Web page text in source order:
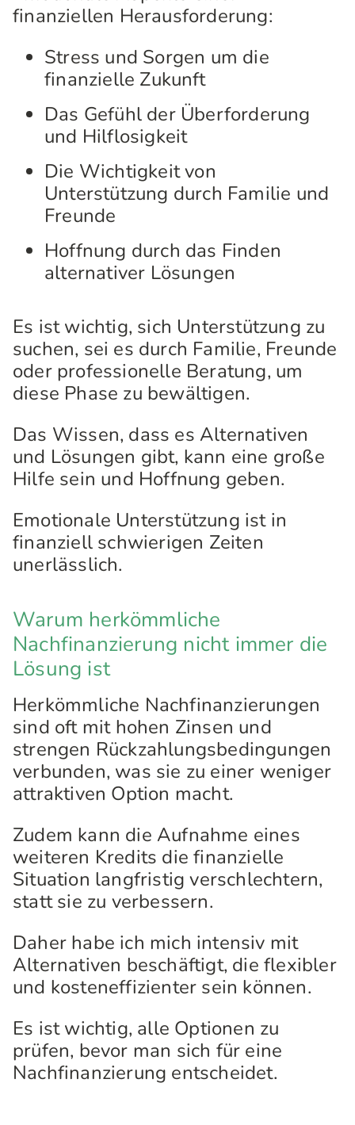
finanziellen Herausforderung:
Stress und Sorgen um die
finanzielle Zukunft
Das Gefühl der Überforderung
und Hilflosigkeit
Die Wichtigkeit von
Unterstützung durch Familie und
Freunde
Hoffnung durch das Finden
alternativer Lösungen
Es ist wichtig, sich Unterstützung zu
suchen, sei es durch Familie, Freunde
oder professionelle Beratung, um
diese Phase zu bewältigen.
Das Wissen, dass es Alternativen
und Lösungen gibt, kann eine große
Hilfe sein und Hoffnung geben.
Emotionale Unterstützung ist in
finanziell schwierigen Zeiten
unerlässlich.
Warum herkömmliche
Nachfinanzierung nicht immer die
Lösung ist
Herkömmliche Nachfinanzierungen
sind oft mit hohen Zinsen und
strengen Rückzahlungsbedingungen
verbunden, was sie zu einer weniger
attraktiven Option macht.
Zudem kann die Aufnahme eines
weiteren Kredits die finanzielle
Situation langfristig verschlechtern,
statt sie zu verbessern.
Daher habe ich mich intensiv mit
Alternativen beschäftigt, die flexibler
und kosteneffizienter sein können.
Es ist wichtig, alle Optionen zu
prüfen, bevor man sich für eine
Nachfinanzierung entscheidet.